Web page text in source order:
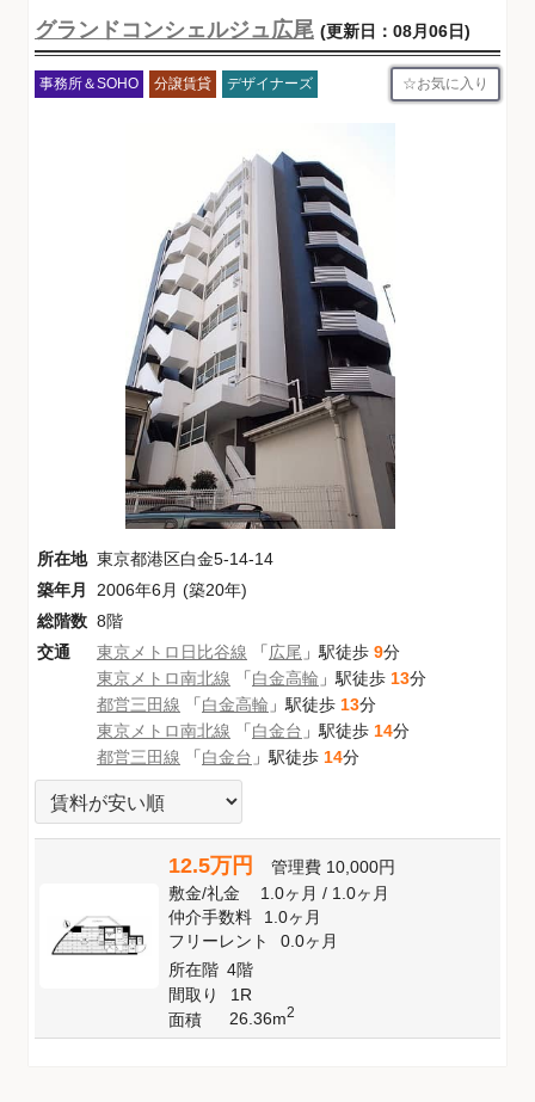
グランドコンシェルジュ広尾 (更新日：08月06日)
事務所＆SOHO 分譲賃貸 デザイナーズ お気に入り
所在地 東京都港区白金5-14-14
築年月
2006年6月 (築20年)
総階数 8階
交通
東京メトロ日比谷線 「広尾 」駅徒歩 9分
東京メトロ南北線 「白金高輪 」駅徒歩 13分
都営三田線 「白金高輪 」駅徒歩 13分
東京メトロ南北線 「白金台 」駅徒歩 14分
都営三田線 「白金台 」駅徒歩 14分
12.5万円 管理費 10,000円
敷金/礼金 1.0ヶ月/ 1.0ヶ月
仲介手数料
1.0ヶ月
フリーレント
0.0ヶ月
所在階 4階
間取り
1R
面積
26.36m2